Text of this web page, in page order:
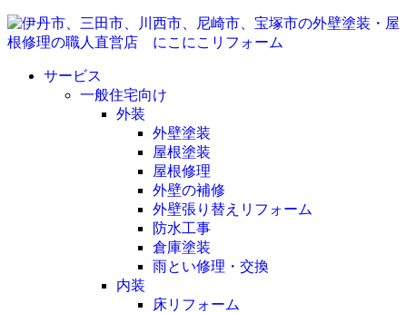
サービス
一般住宅向け
外装
外壁塗装
屋根塗装
屋根修理
外壁の補修
外壁張り替えリフォーム
防水工事
倉庫塗装
雨とい修理・交換
内装
床リフォーム